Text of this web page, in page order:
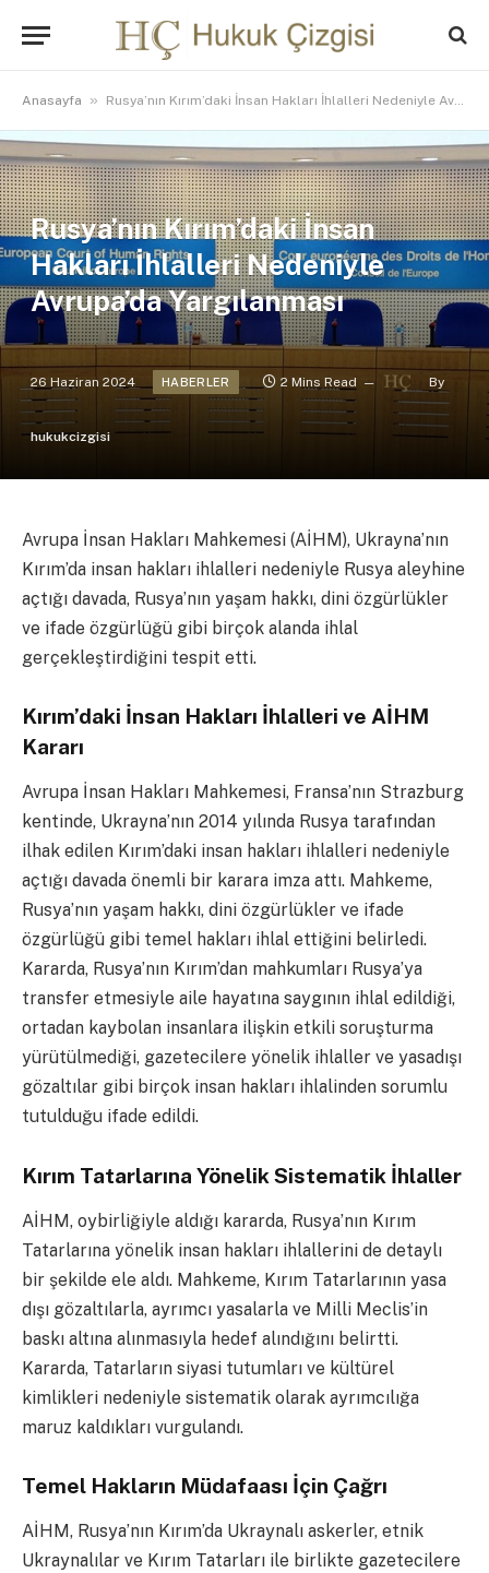
Anasayfa » Rusya’nın Kırım’daki İnsan Hakları İhlalleri Nedeniyle Avrupa’da Yargılanması
Rusya’nın Kırım’daki İnsan
Hakları İhlalleri Nedeniyle
Avrupa’da Yargılanması
26 Haziran 2024 HABERLER 2 Mins Read By
hukukcizgisi
Avrupa İnsan Hakları Mahkemesi (AİHM), Ukrayna’nın
Kırım’da insan hakları ihlalleri nedeniyle Rusya aleyhine
açtığı davada, Rusya’nın yaşam hakkı, dini özgürlükler
ve ifade özgürlüğü gibi birçok alanda ihlal
gerçekleştirdiğini tespit etti.
Kırım’daki İnsan Hakları İhlalleri ve AİHM
Kararı
Avrupa İnsan Hakları Mahkemesi, Fransa’nın Strazburg
kentinde, Ukrayna’nın 2014 yılında Rusya tarafından
ilhak edilen Kırım’daki insan hakları ihlalleri nedeniyle
açtığı davada önemli bir karara imza attı. Mahkeme,
Rusya’nın yaşam hakkı, dini özgürlükler ve ifade
özgürlüğü gibi temel hakları ihlal ettiğini belirledi.
Kararda, Rusya’nın Kırım’dan mahkumları Rusya’ya
transfer etmesiyle aile hayatına saygının ihlal edildiği,
ortadan kaybolan insanlara ilişkin etkili soruşturma
yürütülmediği, gazetecilere yönelik ihlaller ve yasadışı
gözaltılar gibi birçok insan hakları ihlalinden sorumlu
tutulduğu ifade edildi.
Kırım Tatarlarına Yönelik Sistematik İhlaller
AİHM, oybirliğiyle aldığı kararda, Rusya’nın Kırım
Tatarlarına yönelik insan hakları ihlallerini de detaylı
bir şekilde ele aldı. Mahkeme, Kırım Tatarlarının yasa
dışı gözaltılarla, ayrımcı yasalarla ve Milli Meclis’in
baskı altına alınmasıyla hedef alındığını belirtti.
Kararda, Tatarların siyasi tutumları ve kültürel
kimlikleri nedeniyle sistematik olarak ayrımcılığa
maruz kaldıkları vurgulandı.
Temel Hakların Müdafaası İçin Çağrı
AİHM, Rusya’nın Kırım’da Ukraynalı askerler, etnik
Ukraynalılar ve Kırım Tatarları ile birlikte gazetecilere